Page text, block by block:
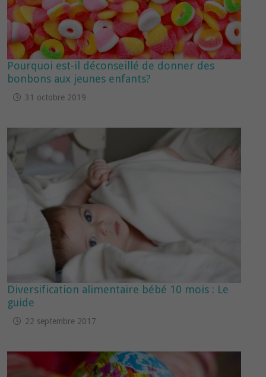
Pourquoi est-il déconseillé de donner des
bonbons aux jeunes enfants?
31 octobre 2019
Diversification alimentaire bébé 10 mois : Le
guide
22 septembre 2017